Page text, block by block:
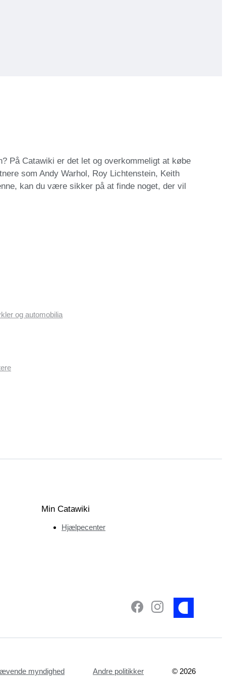
På Catawiki er det let og overkommeligt at købe
som Andy Warhol, Roy Lichtenstein, Keith
kan du være sikker på at finde noget, der vil
og automobilia
Min Catawiki
Hjælpecenter
myndighed Andre politikker © 2026